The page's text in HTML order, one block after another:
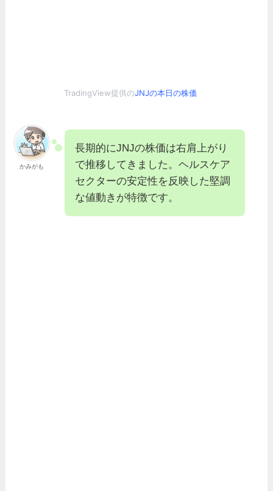
TradingView提供のJNJの本日の株価
かみがも
長期的にJNJの株価は右肩上がり
で推移してきました。ヘルスケア
セクターの安定性を反映した堅調
な値動きが特徴です。